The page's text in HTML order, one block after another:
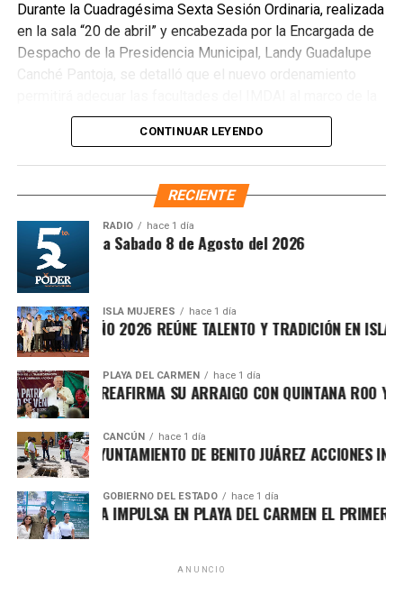
convertirse en punto de disposición ilegal de basura. El
Ayuntamiento exhortó a la ciudadanía a reportar estas
prácticas y sumarse al esfuerzo colectivo para mantener
un Cancún limpio y con prosperidad compartida.
Fuente: 5to Poder Agencia de Noticias
Recibe las noticias al instante
Quinto Podery recibe las noticias más
importantes de Quintana Roo directamente
Durante la Cuadragésima Sexta Sesión Ordinaria, realizada
en la sala “20 de abril” y encabezada por la Encargada de
Despacho de la Presidencia Municipal, Landy Guadalupe
Canché Pantoja, se detalló que el nuevo ordenamiento
Ley Nacional para Eliminar Trámites Burocráticos
mediante la instauración de la Autoridad Municipal de
Simplificación y Digitalización. Con ello, se busca agilizar
trámites, reducir cargas administrativas y mejorar la
Asimismo, el cuerpo cabildar avaló por mayoría turnar a
comisiones la expedición delReglamento para la
Atención Integral de Inmuebles en Estado de
CONTINUAR LEYENDO
RECIENTE
RADIO hace 1 día
Matutina Sabado 8 de Agosto del 2026
ISLA MUJERES hace 1 día
CEVICHE ISLEÑO 2026 REÚNE TALENTO Y TRADICIÓN EN ISLA
PLAYA DEL CARMEN hace 1 día
RAFA MARÍN REAFIRMA SU ARRAIGO CON QUINTANA ROO Y
CANCÚN hace 1 día
FORTALECE AYUNTAMIENTO DE BENITO JUÁREZ ACCIONES
GOBIERNO DEL ESTADO hace 1 día
MARA LEZAMA IMPULSA EN PLAYA DEL CARMEN EL PRIMER
ANUNCIO